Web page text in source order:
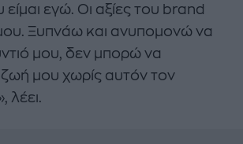
εγώ. Οι αξίες του brand
μου. Ξυπνάω και ανυπομονώ να
μου, δεν μπορώ να
μου χωρίς αυτόν τον
λέει.